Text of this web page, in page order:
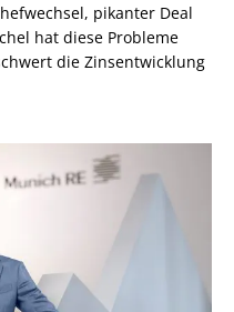
pikanter Deal
hat diese Probleme
die Zinsentwicklung